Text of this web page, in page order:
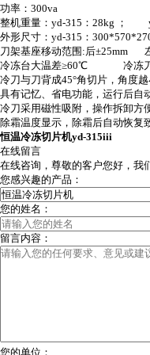
功率： 300va
整机重量： yd-315 ： 28kg ；
外形尺寸： yd-315 ：
刀架基座移动范围 :后±25mm
冷冻台大温差≥60℃ 冷冻
冷刀与刀背成45°角切片，角度
具有记忆、省电功能，运行后自
冷刀采用磁性吸附，操作拆卸方
除霜温度显示，除霜后自动恢复
恒温冷冻切片机yd-315iii
在线留言
在线咨询，尊敬的客户您好，我
您感兴趣的产品：
您的姓名：
留言内容：
您的单位：